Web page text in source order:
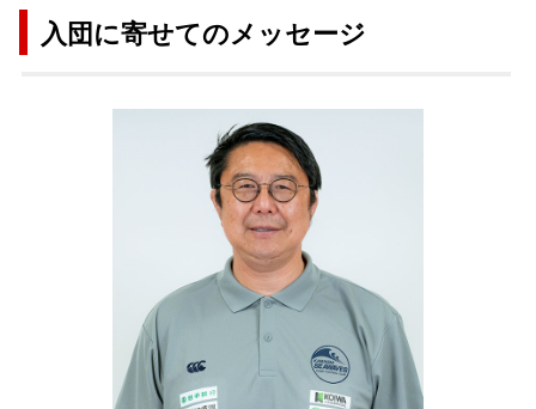
入団に寄せてのメッセージ